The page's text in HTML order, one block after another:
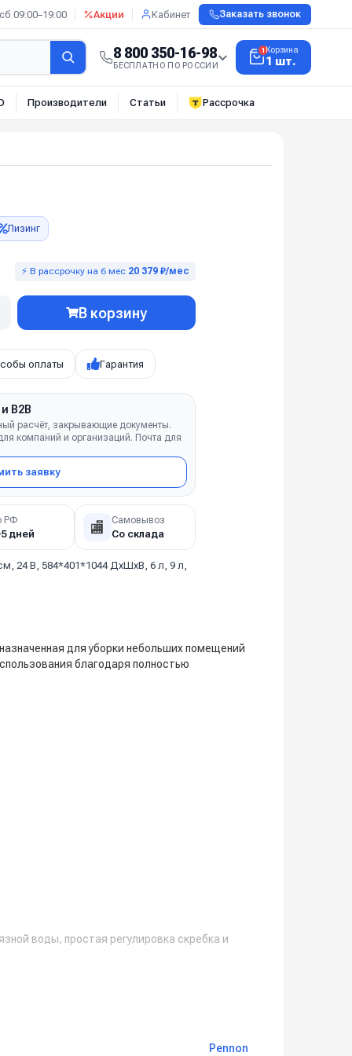
09:00–19:00 Акции Кабинет Заказать звонок
8 800 350-16-98
БЕСПЛАТНО ПО РОССИИ
1 Корзина
1 шт.
Производители Статьи Рассрочка
Лизинг
⚡ В рассрочку на 6 мес 20 379 ₽/мес
В корзину
оплаты Гарантия
B2B
расчёт, закрывающие документы.
компаний и организаций. Почта для
заявку
РФ
дней 🏬 Самовывоз
Со склада
24 В, 584*401*1044 ДхШхВ, 6 л, 9 л,
для уборки небольших помещений
благодаря полностью
воды, простая регулировка скребка и
Pennon